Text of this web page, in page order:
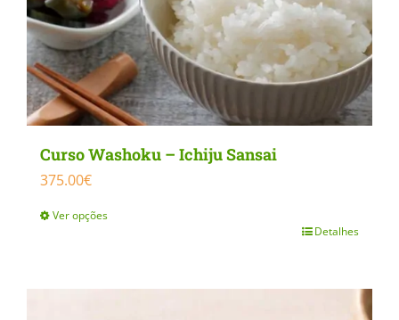
Curso Washoku – Ichiju Sansai
375.00€
Ver opções
has
Detalhes